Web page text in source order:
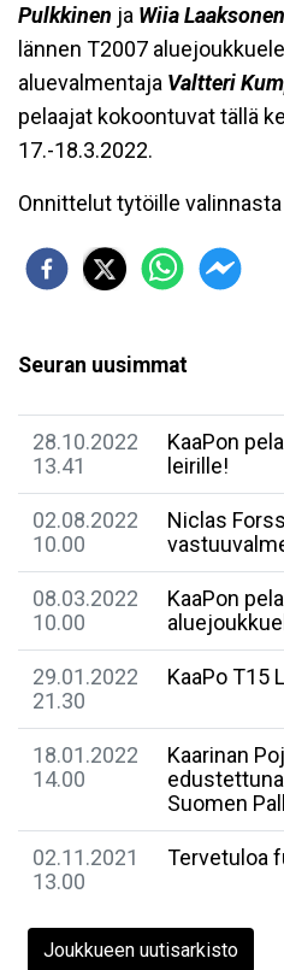
Pulkkinen ja Wiia Laaksonen
lännen T2007
aluevalmentaja Valtteri
pelaajat kokoontuvat tällä
17.-18.3.2022.
Onnittelut tytöille
Seuran uusimmat
28.10.2022
13.41
KaaPon
leirille!
02.08.2022
10.00
Niclas
08.03.2022
10.00
KaaPon
29.01.2022
21.30
KaaPo T15
18.01.2022
14.00
Kaarinan
Suomen
02.11.2021
13.00
Tervetuloa
Joukkueen uutisarkisto